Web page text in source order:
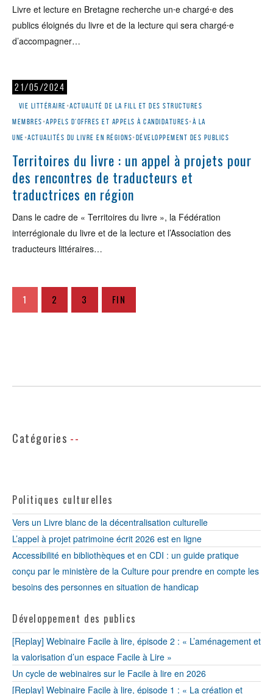
Livre et lecture en Bretagne recherche un⸱e chargé⸱e des
publics éloignés du livre et de la lecture qui sera chargé⸱e
d’accompagner…
21/05/2024
Vie littéraire •Actualité de la Fill et des structures
membres •Appels d'offres et appels à candidatures•À la
une •Actualités du livre en régions•Développement des publics
Territoires du livre : un appel à projets pour
des rencontres de traducteurs et
traductrices en région
Dans le cadre de « Territoires du livre », la Fédération
interrégionale du livre et de la lecture et l’Association des
traducteurs littéraires…
1 2 3 FIN
Catégories
Politiques culturelles
Vers un Livre blanc de la décentralisation culturelle
L’appel à projet patrimoine écrit 2026 est en ligne
Accessibilité en bibliothèques et en CDI : un guide pratique
conçu par le ministère de la Culture pour prendre en compte les
besoins des personnes en situation de handicap
Développement des publics
[Replay] Webinaire Facile à lire, épisode 2 : « L’aménagement et
la valorisation d’un espace Facile à Lire »
Un cycle de webinaires sur le Facile à lire en 2026
[Replay] Webinaire Facile à lire, épisode 1 : « La création et